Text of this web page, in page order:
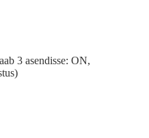
3 asendisse: ON,